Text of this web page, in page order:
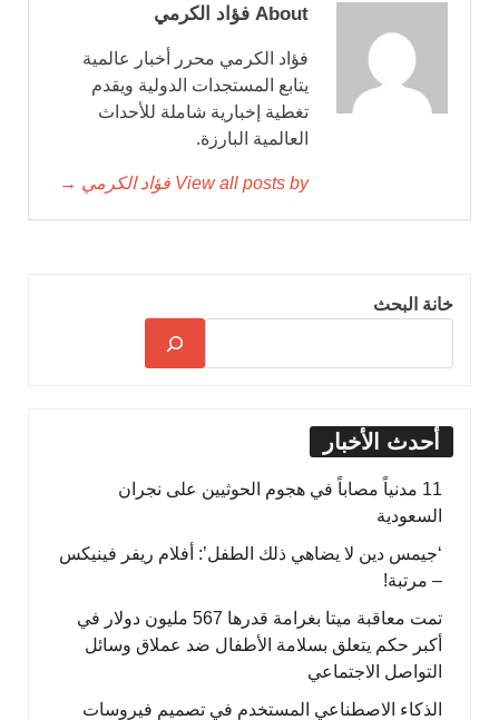
About فؤاد الكرمي
فؤاد الكرمي محرر أخبار عالمية
يتابع المستجدات الدولية ويقدم
تغطية إخبارية شاملة للأحداث
العالمية البارزة.
View all posts by فؤاد الكرمي →
خانة البحث
أحدث الأخبار
11 مدنياً مصاباً في هجوم الحوثيين على نجران
السعودية
‘جيمس دين لا يضاهي ذلك الطفل’: أفلام ريفر فينيكس
– مرتبة!
تمت معاقبة ميتا بغرامة قدرها 567 مليون دولار في
أكبر حكم يتعلق بسلامة الأطفال ضد عملاق وسائل
التواصل الاجتماعي
الذكاء الاصطناعي المستخدم في تصميم فيروسات